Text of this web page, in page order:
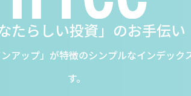
なたらしい投資」のお手伝い
アップ」が特徴のシンプルなインデッ
す。